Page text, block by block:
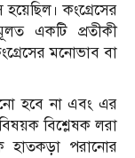
কংগ্রেসের
একটি প্রতীকী
মনোভাব বা
হবে না এবং এর
বিশ্লেষক লরা
হাতকড়া পরানোর